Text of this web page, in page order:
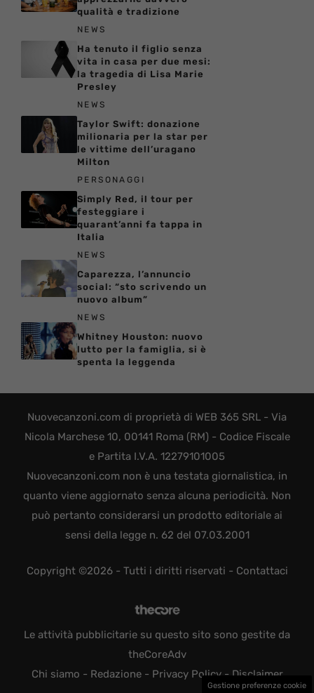
qualità e tradizione
NEWS
Ha tenuto il figlio senza
vita in casa per due mesi:
la tragedia di Lisa Marie
Presley
NEWS
Taylor Swift: donazione
milionaria per la star per
le vittime dell’uragano
Milton
PERSONAGGI
Simply Red, il tour per
festeggiare i
quarant’anni fa tappa in
Italia
NEWS
Caparezza, l’annuncio
social: “sto scrivendo un
nuovo album”
NEWS
Whitney Houston: nuovo
lutto per la famiglia, si è
spenta la leggenda
Nuovecanzoni.com di proprietà di WEB 365 SRL - Via
Nicola Marchese 10, 00141 Roma (RM) - Codice Fiscale
e Partita I.V.A. 12279101005
Nuovecanzoni.com non è una testata giornalistica, in
quanto viene aggiornato senza alcuna periodicità. Non
può pertanto considerarsi un prodotto editoriale ai
sensi della legge n. 62 del 07.03.2001
Copyright ©2026 - Tutti i diritti riservati - Contattaci
Le attività pubblicitarie su questo sito sono gestite da
theCoreAdv
Chi siamo - Redazione- Privacy Policy- Disclaimer
Gestione preferenze cookie